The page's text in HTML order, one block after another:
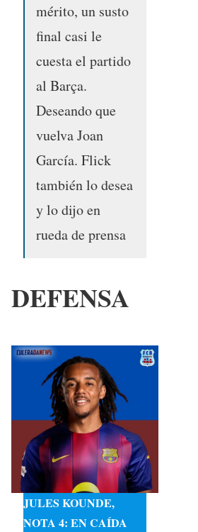
mérito, un susto
final casi le
cuesta el partido
al Barça.
Deseando que
vuelva Joan
García. Flick
también lo desea
y lo dijo en
rueda de prensa
DEFENSA
JULES KOUNDE,
NOTA 4: EN CAÍDA